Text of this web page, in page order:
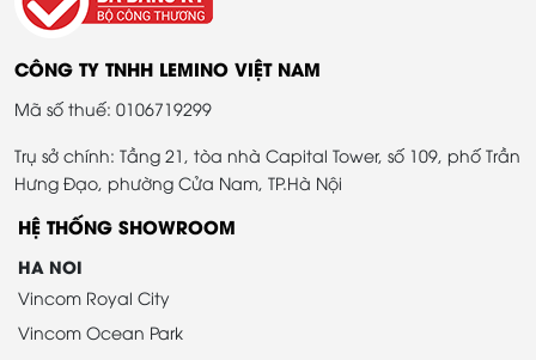
CÔNG TY TNHH LEMINO VIỆT NAM
Mã số thuế: 0106719299
Trụ sở chính: Tầng 21, tòa nhà Capital Tower, số 109, phố Trần
Hưng Đạo, phường Cửa Nam, TP.Hà Nội
HỆ THỐNG SHOWROOM
HA NOI
Vincom Royal City
Vincom Ocean Park